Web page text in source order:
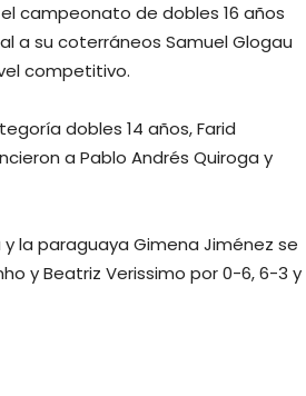
campeonato de dobles 16 años
a su coterráneos Samuel Glogau
competitivo.
dobles 14 años, Farid
a Pablo Andrés Quiroga y
la paraguaya Gimena Jiménez se
y Beatriz Verissimo por 0-6, 6-3 y